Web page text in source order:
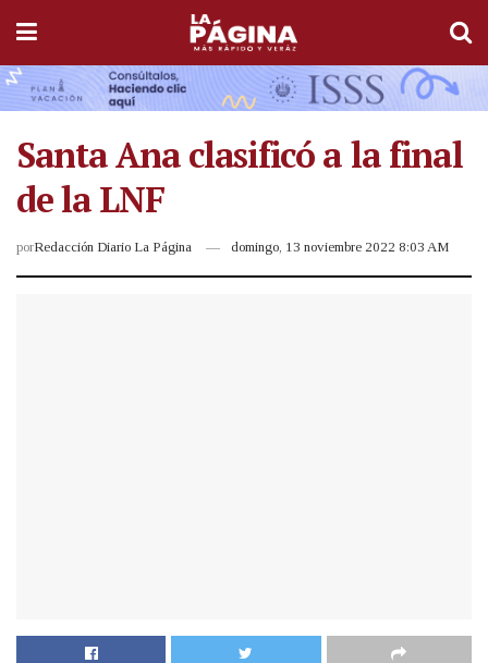
Santa Ana clasificó a la final
de la LNF
porRedacción Diario La Página domingo, 13 noviembre 2022 8:03 AM